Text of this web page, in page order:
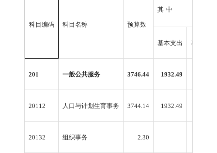
科目编码 科目名称 预算数
其 中
基本支出 项目支出
201 一般公共服务 3746.44 1932.49
20112 人口与计划生育事务 3744.14 1932.49
20132 组织事务 2.30